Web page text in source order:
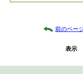
前のペー
表示